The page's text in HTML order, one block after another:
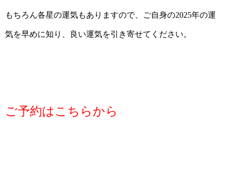
もちろん各星の運気もありますので、ご自身の2025年の運
気を早めに知り、良い運気を引き寄せてください。
ご予約はこちらから